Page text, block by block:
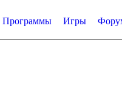
Программы Игры